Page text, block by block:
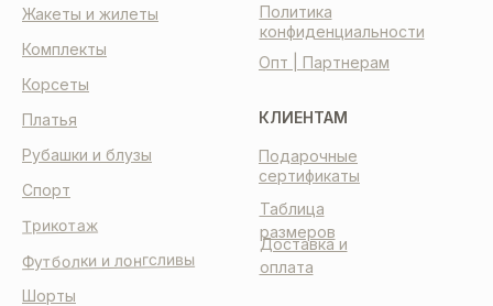
КЛИЕНТАМ
Таблица
размеров
Доставка и
оплата
Подарочные
сертификаты
Политика
конфиденциальности
Опт | Партнерам
Корсеты
Платья
Комплекты
Шорты
Спорт
Рубашки и блузы
Жакеты и жилеты
Трикотаж
Футболки и лонгсливы